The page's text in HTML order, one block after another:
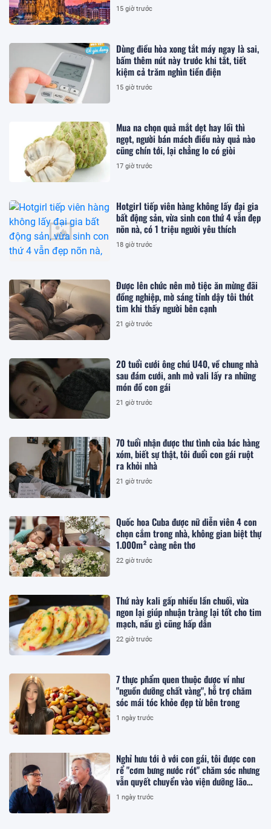
15 giờ trước
Dùng điều hòa xong tắt máy ngay là sai,
bấm thêm nút này trước khi tắt, tiết
kiệm cả trăm nghìn tiền điện
15 giờ trước
Mua na chọn quả mắt dẹt hay lồi thì
ngọt, người bán mách điều này quả nào
cũng chín tới, lại chẳng lo có giòi
17 giờ trước
Hotgirl tiếp viên hàng không lấy đại gia
bất động sản, vừa sinh con thứ 4 vẫn đẹp
nõn nà, có 1 triệu người yêu thích
18 giờ trước
Được lên chức nên mở tiệc ăn mừng đãi
đồng nghiệp, mờ sáng tỉnh dậy tôi thót
tim khi thấy người bên cạnh
21 giờ trước
20 tuổi cưới ông chú U40, về chung nhà
sau đám cưới, anh mở vali lấy ra những
món đồ con gái
21 giờ trước
70 tuổi nhận được thư tình của bác hàng
xóm, biết sự thật, tôi đuổi con gái ruột
ra khỏi nhà
21 giờ trước
Quốc hoa Cuba được nữ diễn viên 4 con
chọn cắm trong nhà, không gian biệt thự
1.000m² càng nên thơ
22 giờ trước
Thứ này kali gấp nhiều lần chuối, vừa
ngon lại giúp nhuận tràng lại tốt cho tim
mạch, nấu gì cũng hấp dẫn
22 giờ trước
7 thực phẩm quen thuộc được ví như
"nguồn dưỡng chất vàng", hỗ trợ chăm
sóc mái tóc khỏe đẹp từ bên trong
1 ngày trước
Nghỉ hưu tới ở với con gái, tôi được con
rể "cơm bưng nước rót" chăm sóc nhưng
vẫn quyết chuyển vào viện dưỡng lão
sống
1 ngày trước